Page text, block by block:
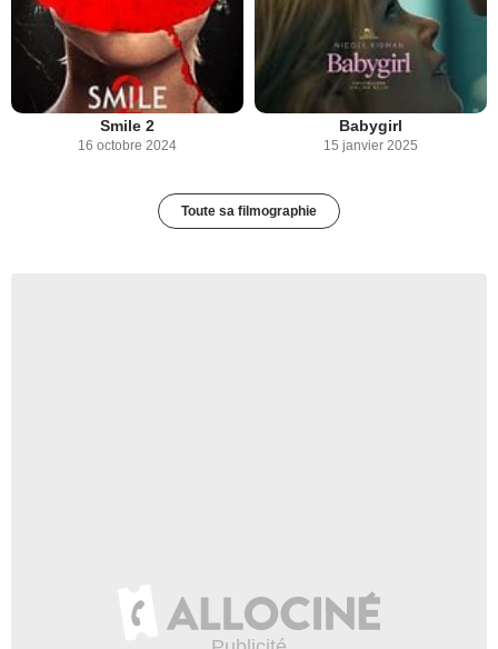
Smile 2
16 octobre 2024
Babygirl
15 janvier 2025
Toute sa filmographie